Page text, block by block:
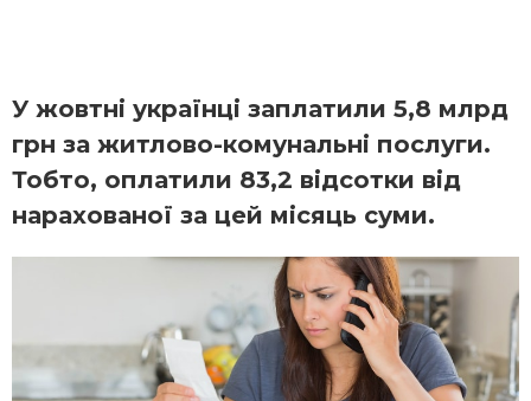
У жовтні українці заплатили 5,8 млрд
грн за житлово-комунальні послуги.
Тобто, оплатили 83,2 відсотки від
нарахованої за цей місяць суми.